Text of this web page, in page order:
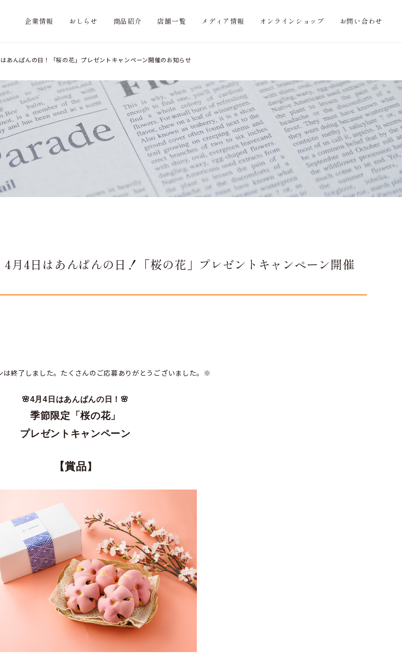
企業情報 おしらせ 商品紹介 店舗一覧 メディア情報 オンラインショップ お問い合わせ
んぱんの日！「桜の花」プレゼントキャンペーン開催のお知らせ
4日はあんぱんの日！「桜の花」プレゼントキャンペーン開催
終了しました。たくさんのご応募ありがとうございました。※
🌸4月4日はあんぱんの日！🌸
季節限定「桜の花」
プレゼントキャンペーン
【賞品】